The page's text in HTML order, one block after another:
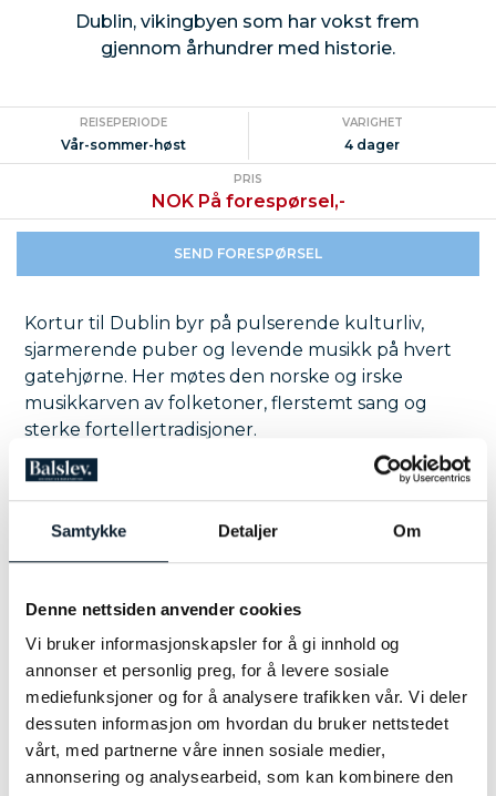
Samtykke Detaljer Om
Denne nettsiden anvender cookies
Vi bruker informasjonskapsler for å gi innhold og
annonser et personlig preg, for å levere sosiale
mediefunksjoner og for å analysere trafikken vår. Vi deler
dessuten informasjon om hvordan du bruker nettstedet
vårt, med partnerne våre innen sosiale medier,
annonsering og analysearbeid, som kan kombinere den
Dublin, vikingbyen som har vokst frem
gjennom århundrer med historie.
REISEPERIODE
Vår-sommer-høst
VARIGHET
4 dager
PRIS
NOK På forespørsel,-
SEND FORESPØRSEL
Kortur til Dublin byr på pulserende kulturliv,
sjarmerende puber og levende musikk på hvert
gatehjørne. Her møtes den norske og irske
musikkarven av folketoner, flerstemt sang og
sterke fortellertradisjoner.
Velkommen til kortur til Dublin - hvor
du synger deg inn i historien
ånd til dagens åpne og musikkelskende samfunn –
girkorturentil Dublin en ekstra dimensjon.
Gamle melodier møter nye vennskap i en by som
syder av kultur, historier og musikk. Vi benytter
hotell i sentrum/gamlebyen i Dublin.
Med over 15 års erfaring i bagasjen skreddersyr
TEMAREISER KORTUR
unike og stemningsfulle
korturer – alltid tilpasset deres ønsker og
LES MER
KORTUR TIL DUBLIN INNEHOLDER
Fly med SAS/Norwegian tur/retur
Lokal guide som møter dere på flyplassen
Gående sightseeing i Dublin med lokal guide
Overnatting i delt dobbeltrom med frokost
Buss fra flyplassen til hotellet tur/retur